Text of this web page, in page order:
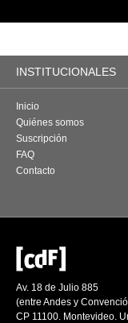
INSTITUCIONALES
Inicio
Quiénes somos
Suscripción
FAQ
Contacto
Av. 18 de Julio 885
(entre Andes y
CP 11100. Montevideo.